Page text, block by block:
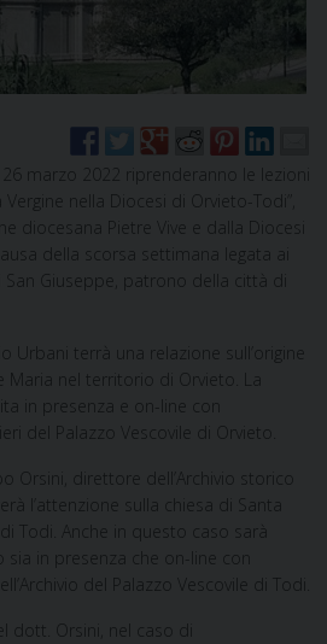
marzo 2022 riprenderanno le lezioni
nella Diocesi di Orvieto-Todi”,
diocesana Pietre Vive e dalla Diocesi
della scorsa settimana legata ai
Giuseppe, patrono della città di
Urbani terrà una relazione sull’origine
Maria nel territorio di Orvieto. La
in presenza e on-line con
del Palazzo Vescovile di Orvieto.
Orsini, direttore dell’Archivio storico
l’attenzione sulla chiesa di Santa
Todi. Anche in questo caso sarà
sia in presenza che on-line con
del Palazzo Vescovile di Todi.
dott. Orsini, nel caso di